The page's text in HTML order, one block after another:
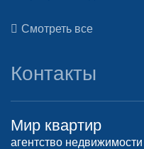
Смотреть все
Контакты
Мир квартир
агентство недвижимости